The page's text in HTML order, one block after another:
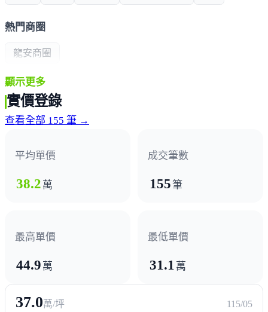
熱門商圈
龍安商圈
醫療機構
顯示更多
實價登錄
查看全部 155 筆 →
平均單價
38.2 萬
成交筆數
155筆
最高單價
44.9 萬
最低單價
31.1 萬
37.0萬/坪
115/05